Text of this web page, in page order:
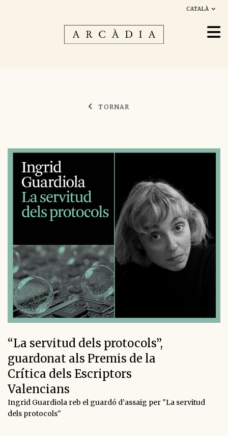
CATALÀ
TORNAR
“La servitud dels protocols”,
guardonat als Premis de la
Crítica dels Escriptors
Valencians
Ingrid Guardiola reb el guardó d’assaig per "La servitud
dels protocols"